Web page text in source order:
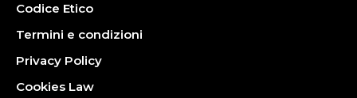
Codice Etico
Termini e condizioni
Privacy Policy
Cookies Law